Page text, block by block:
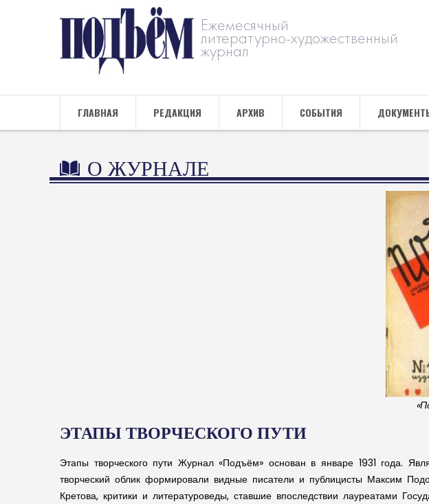
Ежемесячный
литературно-художественный
журнал
ГЛАВНАЯ РЕДАКЦИЯ АРХИВ СОБЫТИЯ
О ЖУРНАЛЕ
ЭТАПЫ ТВОРЧЕСКОГО ПУТИ
Этапы творческого пути Журнал «Подъём» основан в январе 1931 года.
творческий облик формировали видные писатели и публицисты Максим
Кретова, критики и литературоведы, ставшие впоследствии лауреатами